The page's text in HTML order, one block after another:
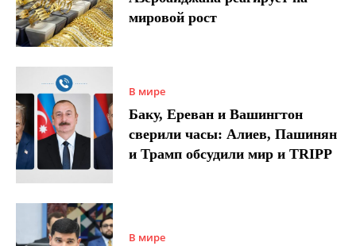
мировой рост
В мире
Баку, Ереван и Вашингтон
сверили часы: Алиев, Пашинян
и Трамп обсудили мир и TRIPP
В мире